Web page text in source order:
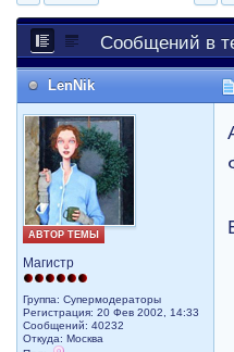
Сообщений в
LenNik
АВТОР ТЕМЫ
Магистр
Группа: Супермодераторы
Регистрация: 20 Фев 2002, 14:33
Сообщений: 40232
Откуда: Москва